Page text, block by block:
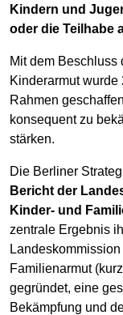
Kindern und
oder die Teilhabe
Mit dem Beschluss
Kinderarmut
Rahmen
konsequent zu
stärken.
Die Berliner
Bericht der
Kinder- und
zentrale Ergebnis
Familienarmut
gegründet, eine
Bekämpfung und